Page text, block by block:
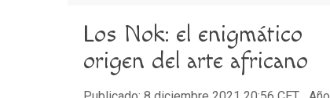
Los Nok: el enigmático
origen del arte africano